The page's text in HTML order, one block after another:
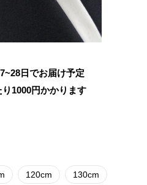
日でお届け予定
1000円かかります
120cm 130cm